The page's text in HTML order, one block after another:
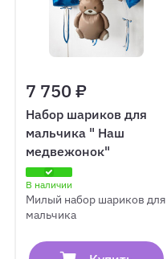
7 750 ₽
Набор шариков для
мальчика " Наш
медвежонок"
В наличии
Милый набор шариков для
мальчика